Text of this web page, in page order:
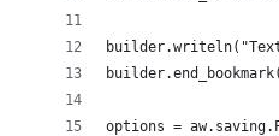
options =